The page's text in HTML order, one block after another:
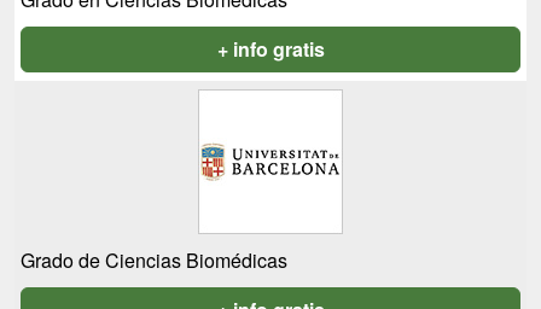
+ info gratis
Grado de Ciencias Biomédicas